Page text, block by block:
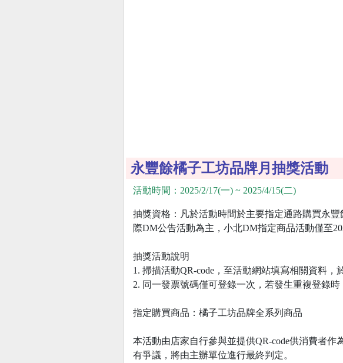
永豐餘橘子工坊品牌月抽獎活動
活動時間：2025/2/17(一) ~ 2025/4/15(二)
抽獎資格：凡於活動時間於主要指定通路購買永
際DM公告活動為主，小北DM指定商品活動僅至
抽獎活動說明
1. 掃描活動QR-code，至活動網站填寫相關資料
2. 同一發票號碼僅可登錄一次，若發生重複登錄
指定購買商品：橘子工坊品牌全系列商品
本活動由店家自行參與並提供QR-code供消費者
有爭議，將由主辦單位進行最終判定。